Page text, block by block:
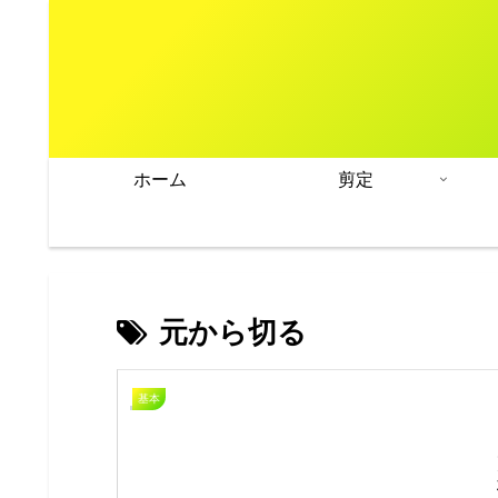
ホーム 剪定
元から切る
基本